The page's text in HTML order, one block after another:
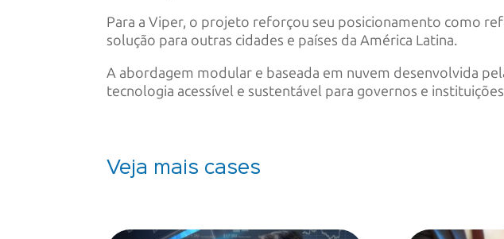
Para a Viper, o projeto reforçou seu posicionamento como
solução para outras cidades e países da América Latina.
A abordagem modular e baseada em nuvem desenvolvida
tecnologia acessível e sustentável para governos e
Veja mais cases